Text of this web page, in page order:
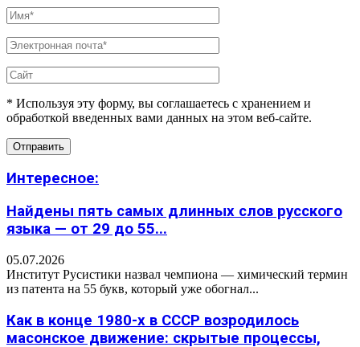
* Используя эту форму, вы соглашаетесь с хранением и
обработкой введенных вами данных на этом веб-сайте.
Интересное:
Найдены пять самых длинных слов русского
языка — от 29 до 55...
05.07.2026
Институт Русистики назвал чемпиона — химический термин
из патента на 55 букв, который уже обогнал...
Как в конце 1980-х в СССР возродилось
масонское движение: скрытые процессы,